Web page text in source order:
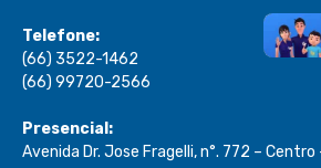
Telefone:
(66) 3522-1462
(66) 99720-2566
Presencial:
Avenida Dr. Jose Fragelli, n°. 772 –